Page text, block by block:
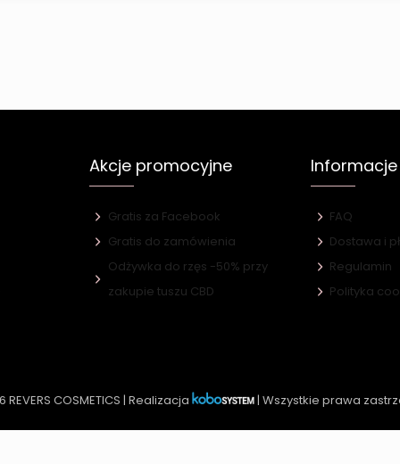
Akcje promocyjne
Gratis za Facebook
Gratis do zamówienia
Odżywka do rzęs -50% przy
zakupie tuszu CBD
Informacje
FAQ
Dostawa i
Regulamin
Polityka
REVERS COSMETICS | Realizacja | Wszystkie prawa